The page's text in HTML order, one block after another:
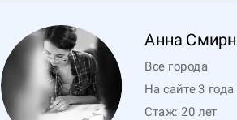
Анна
Все города
На сайте 3 года
Стаж: 20 лет